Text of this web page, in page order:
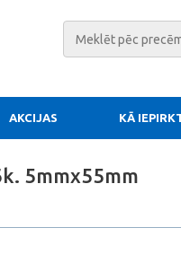
AKCIJAS KĀ
5mmx55mm